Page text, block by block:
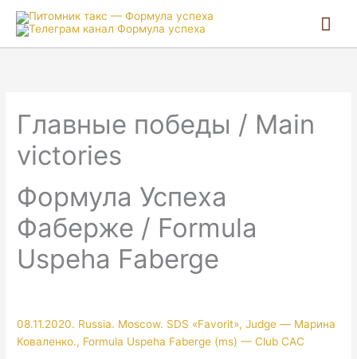
Главные победы / Main
victories
Формула Успеха
Фаберже / Formula
Uspeha Faberge
08.11.2020. Russia. Moscow. SDS «Favorit», Judge — Марина
Коваленко., Formula Uspeha Faberge (ms) — Club CAC